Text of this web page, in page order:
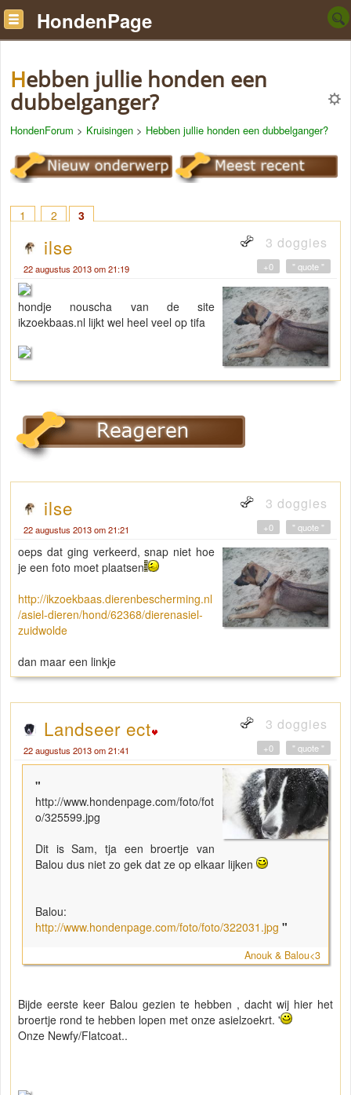
HondenPage
Hebben jullie honden een
dubbelganger?
HondenForum > Kruisingen > Hebben jullie honden een dubbelganger?
1 2 3
ilse 3 doggies
22 augustus 2013 om 21:19 " quote "
+0
hondje nouscha van de site
ikzoekbaas.nl lijkt wel heel veel op tifa
ilse 3 doggies
22 augustus 2013 om 21:21 " quote "
+0
oeps dat ging verkeerd, snap niet hoe
je een foto moet plaatsen
http://ikzoekbaas.dierenbescherming.nl
/asiel-dieren/hond/62368/dierenasiel-
zuidwolde
dan maar een linkje
Landseer ect 3 doggies
22 augustus 2013 om 21:41 " quote "
+0
"
http://www.hondenpage.com/foto/fot
o/325599.jpg
Dit is Sam, tja een broertje van
Balou dus niet zo gek dat ze op elkaar lijken
Balou:
http://www.hondenpage.com/foto/foto/322031.jpg "
Anouk & Balou<3
Bijde eerste keer Balou gezien te hebben , dacht wij hier het
broertje rond te hebben lopen met onze asielzoekrt. '
Onze Newfy/Flatcoat..